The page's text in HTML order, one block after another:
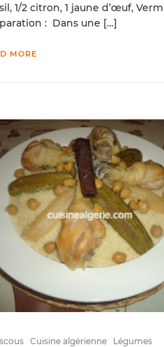
1/2 citron, 1 jaune d’œuf,
: Dans une […]
MORE
Cuisine algérienne
Légumes